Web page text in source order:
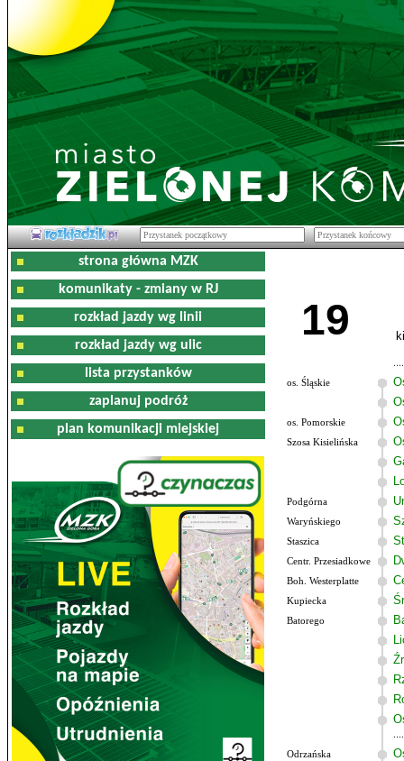
strona główna MZK
komunikaty - zmiany w RJ
rozkład jazdy wg linii
rozkład jazdy wg ulic
lista przystanków
zaplanuj podróż
plan komunikacji miejskiej
19
os. Śląskie
os. Pomorskie
Szosa Kisielińska
Podgórna
Waryńskiego
Staszica
Centr. Przesiadkowe
Boh. Westerplatte
Kupiecka
Batorego
Odrzańska